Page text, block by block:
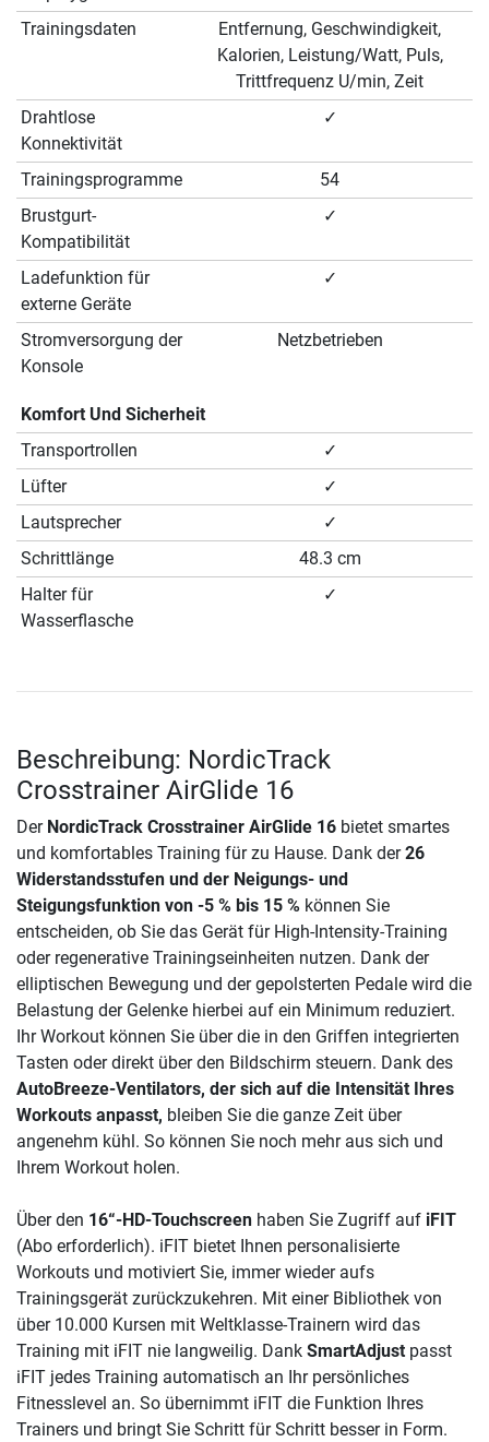
Trainingsdaten
Entfernung, Geschwindigkeit,
Kalorien, Leistung/Watt, Puls,
Trittfrequenz U/min, Zeit
Drahtlose
Konnektivität
✓
Trainingsprogramme
54
Brustgurt-
Kompatibilität
✓
Ladefunktion für
externe Geräte
✓
Stromversorgung der
Konsole
Netzbetrieben
Komfort Und Sicherheit
Transportrollen
✓
Lüfter
✓
Lautsprecher
✓
Schrittlänge
48.3 cm
Halter für
Wasserflasche
✓
Beschreibung: NordicTrack
Crosstrainer AirGlide 16
Der NordicTrack Crosstrainer AirGlide 16 bietet smartes
und komfortables Training für zu Hause. Dank der26
Widerstandsstufen und der Neigungs- und
Steigungsfunktion von -5 % bis 15 % können Sie
entscheiden, ob Sie das Gerät für High-Intensity-Training
oder regenerative Trainingseinheiten nutzen. Dank der
elliptischen Bewegung und der gepolsterten Pedale wird die
Belastung der Gelenke hierbei auf ein Minimum reduziert.
Ihr Workout können Sie über die in den Griffen integrierten
Tasten oder direkt über den Bildschirm steuern. Dank des
AutoBreeze-Ventilators, der sich auf die Intensität Ihres
Workouts anpasst, bleiben Sie die ganze Zeit über
angenehm kühl. So können Sie noch mehr aus sich und
Ihrem Workout holen.
Über den 16“-HD-Touchscreen haben Sie Zugriff auf iFIT
(Abo erforderlich). iFIT bietet Ihnen personalisierte
Workouts und motiviert Sie, immer wieder aufs
Trainingsgerät zurückzukehren. Mit einer Bibliothek von
über 10.000 Kursen mit Weltklasse-Trainern wird das
Training mit iFIT nie langweilig. Dank SmartAdjust passt
iFIT jedes Training automatisch an Ihr persönliches
Fitnesslevel an. So übernimmt iFIT die Funktion Ihres
Trainers und bringt Sie Schritt für Schritt besser in Form.